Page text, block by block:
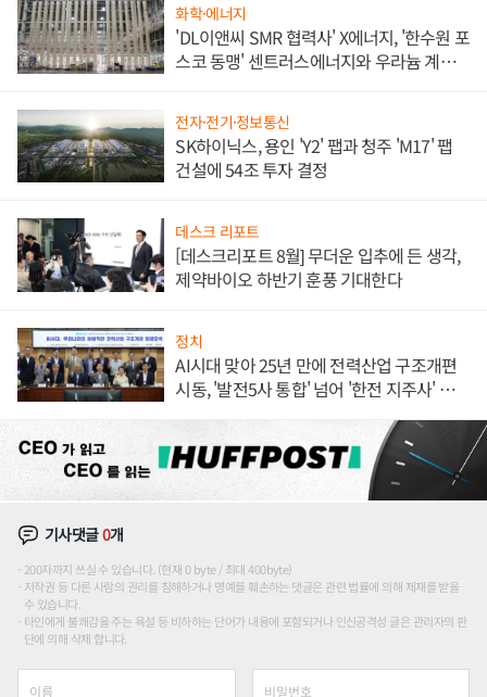
화학·에너지
'DL이앤씨 SMR 협력사' X에너지, '한수원 포
스코 동맹' 센트러스에너지와 우라늄 계약
전자·전기·정보통신
SK하이닉스, 용인 'Y2' 팹과 청주 'M17' 팹
건설에 54조 투자 결정
데스크 리포트
[데스크리포트 8월] 무더운 입추에 든 생각,
제약바이오 하반기 훈풍 기대한다
정치
AI시대 맞아 25년 만에 전력산업 구조개편
시동, '발전5사 통합' 넘어 '한전 지주사' 재편
기사댓글0개
200자까지 쓰실 수 있습니다. (현재 0 byte / 최대 400byte)
저작권 등 다른 사람의 권리를 침해하거나 명예를 훼손하는 댓글은 관련 법률에 의해 제재를 받을
수 있습니다.
타인에게 불쾌감을 주는 욕설 등 비하하는 단어가 내용에 포함되거나 인신공격성 글은 관리자의 판
단에 의해 삭제 합니다.